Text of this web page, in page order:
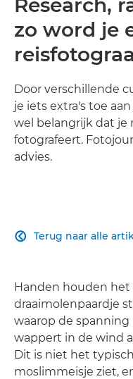
Research,
zo word je
Door verschillende
je iets extra's toe
wel belangrijk dat je
fotografeert.
advies.
Terug naar alle

Handen houden
draaimolenpaardje
waarop de spanning
wappert in de wind
Dit is niet het
moslimmeisje ziet,